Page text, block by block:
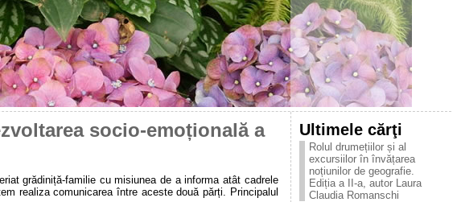
socio-emoțională a
grădiniță-familie cu misiunea de a informa atât cadrele
realiza comunicarea între aceste două părți. Principalul
Ultimele cărţi
Rolul drumețiilor și al
excursiilor în învățarea
noțiunilor de geografie.
Ediția a II-a, autor Laura
Claudia Romanschi